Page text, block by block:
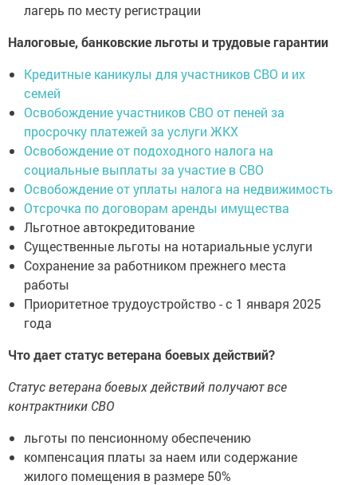
лагерь по месту регистрации
Налоговые, банковские льготы и трудовые гарантии
Кредитные каникулы для участников СВО и их
семей
Освобождение участников СВО от пеней за
просрочку платежей за услуги ЖКХ
Освобождение от подоходного налога на
социальные выплаты за участие в СВО
Освобождение от уплаты налога на недвижимость
Отсрочка по договорам аренды имущества
Льготное автокредитование
Существенные льготы на нотариальные услуги
Сохранение за работником прежнего места
работы
Приоритетное трудоустройство - с 1 января 2025
года
Что дает статус ветерана боевых действий?
Статус ветерана боевых действий получают все
контрактники СВО
льготы по пенсионному обеспечению
компенсация платы за наем или содержание
жилого помещения в размере 50%